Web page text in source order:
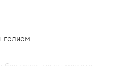
гелием
груза, но вы можете
к заказу указав в